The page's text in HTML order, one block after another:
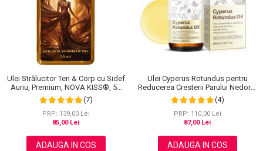
Scrub / Balsam de buze
Netestate pe Animale
Ulei Strălucitor Ten & Corp cu Sidef
Auriu, Premium, NOVA KISS®, 50
ml
(7)
PRP: 139,00 Lei
85,00 Lei
ADAUGA IN COS
Ulei Cyperus Rotundus pentru
Reducerea Cresterii Parului Nedorit,
100% Formula Naturala, NOVA
KISS®, 60 ml
(4)
PRP: 110,00 Lei
87,00 Lei
ADAUGA IN COS